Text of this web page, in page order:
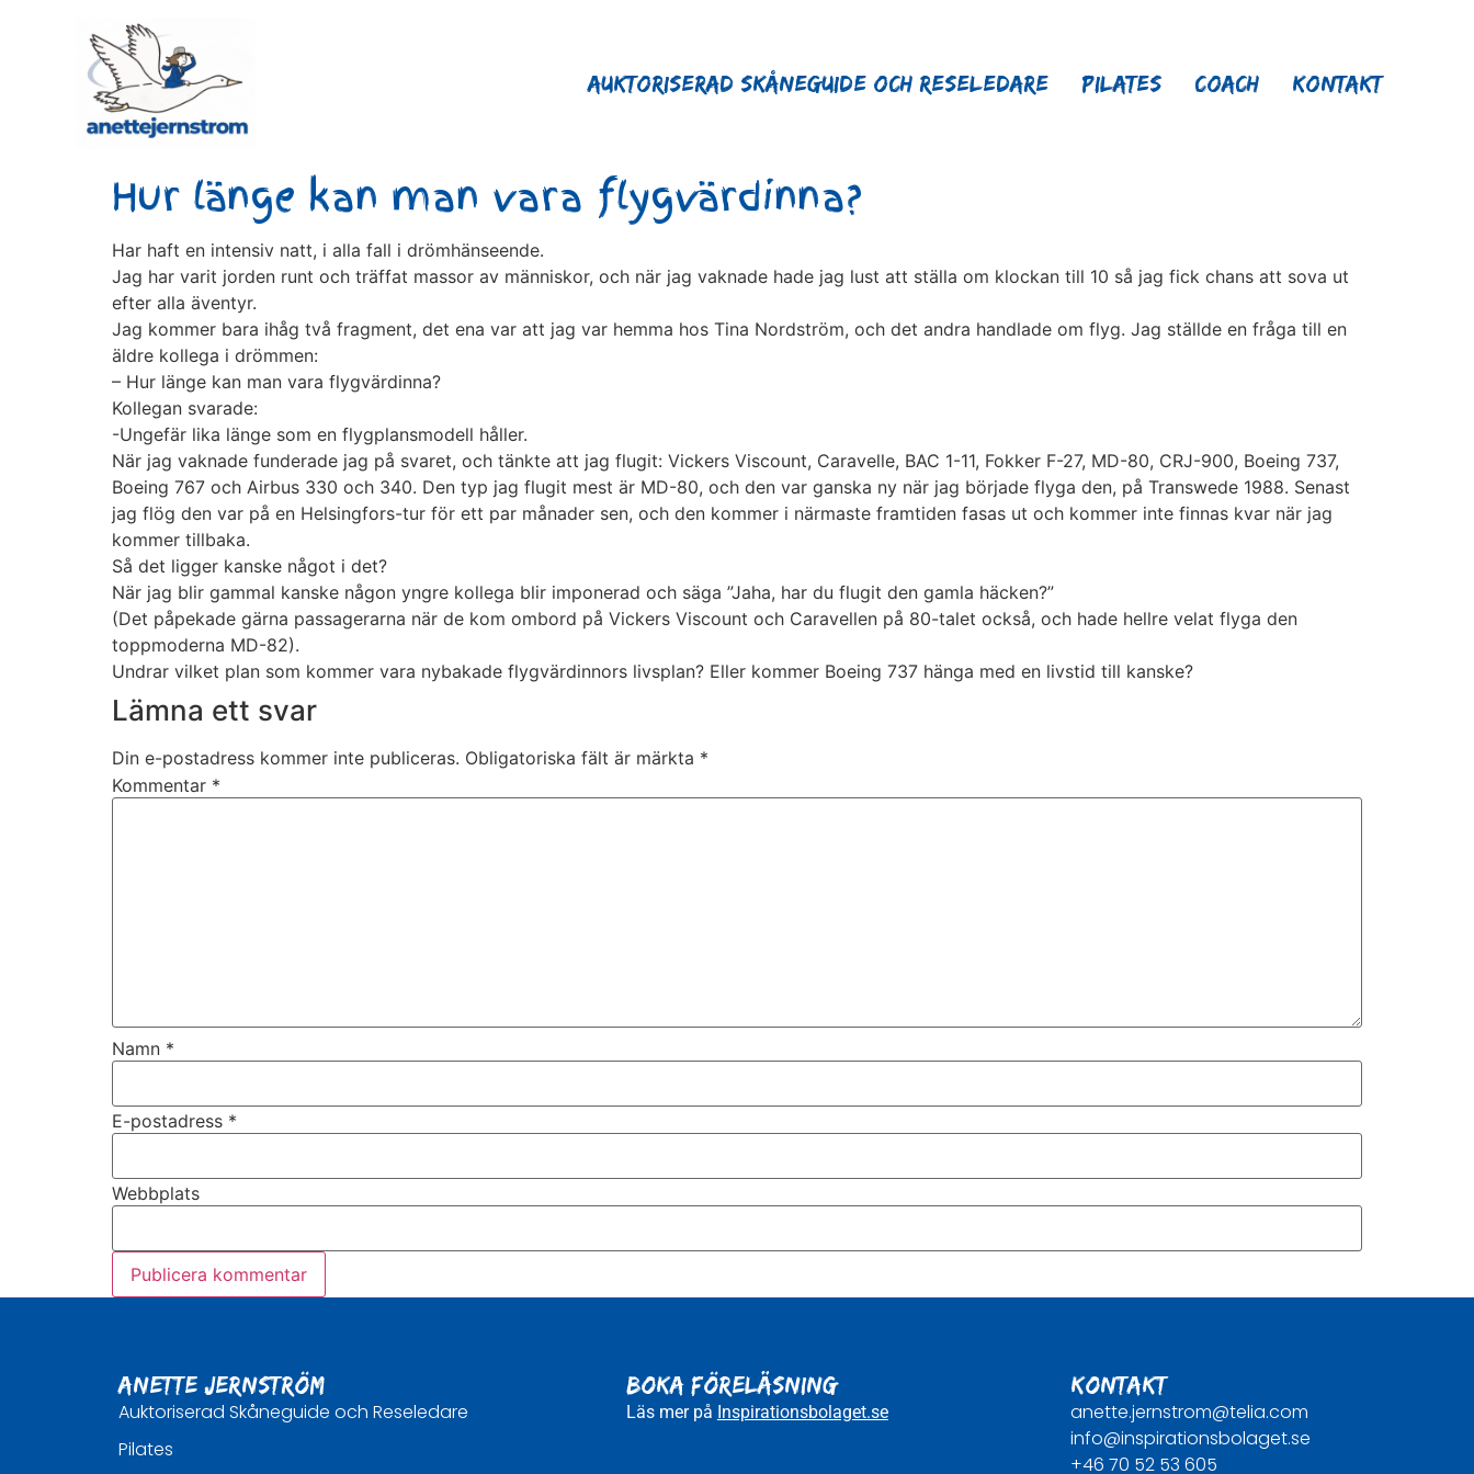
Auktoriserad Skåneguide och Reseledare Pilates Coach Kontakt
Hur länge kan man vara flygvärdinna?
Har haft en intensiv natt, i alla fall i drömhänseende.
Jag har varit jorden runt och träffat massor av människor, och när jag vaknade hade jag lust att ställa om klockan till 10 så jag fick chans att sova ut
efter alla äventyr.
Jag kommer bara ihåg två fragment, det ena var att jag var hemma hos Tina Nordström, och det andra handlade om flyg. Jag ställde en fråga till en
äldre kollega i drömmen:
– Hur länge kan man vara flygvärdinna?
Kollegan svarade:
-Ungefär lika länge som en flygplansmodell håller.
När jag vaknade funderade jag på svaret, och tänkte att jag flugit: Vickers Viscount, Caravelle, BAC 1-11, Fokker F-27, MD-80, CRJ-900, Boeing 737,
Boeing 767 och Airbus 330 och 340. Den typ jag flugit mest är MD-80, och den var ganska ny när jag började flyga den, på Transwede 1988. Senast
jag flög den var på en Helsingfors-tur för ett par månader sen, och den kommer i närmaste framtiden fasas ut och kommer inte finnas kvar när jag
kommer tillbaka.
Så det ligger kanske något i det?
När jag blir gammal kanske någon yngre kollega blir imponerad och säga ”Jaha, har du flugit den gamla häcken?”
(Det påpekade gärna passagerarna när de kom ombord på Vickers Viscount och Caravellen på 80-talet också, och hade hellre velat flyga den
toppmoderna MD-82).
Undrar vilket plan som kommer vara nybakade flygvärdinnors livsplan? Eller kommer Boeing 737 hänga med en livstid till kanske?
Lämna ett svar
Din e-postadress kommer inte publiceras. Obligatoriska fält är märkta *
Kommentar *
Namn *
E-postadress *
Webbplats
Anette Jernström
Auktoriserad Skåneguide och Reseledare
Pilates
BOKA FÖRELÄSNING
Läs mer på Inspirationsbolaget.se
KONTAKT
anette.jernstrom@telia.com
info@inspirationsbolaget.se
+46 70 52 53 605